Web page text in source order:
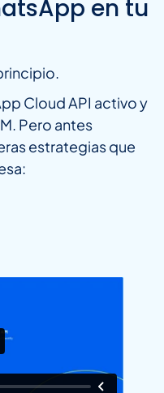
en tu
Cloud API activo y
Pero antes
estrategias que